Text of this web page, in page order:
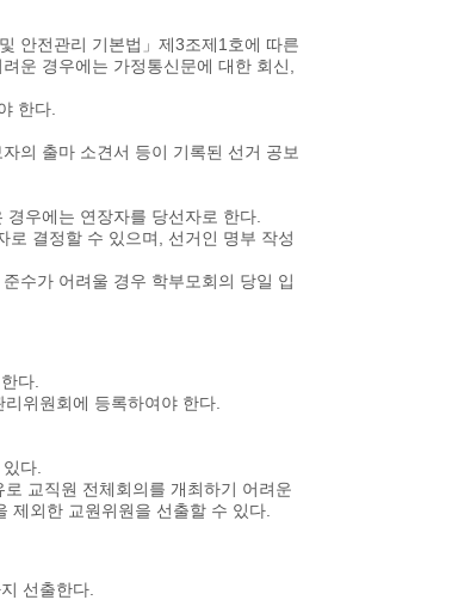
안전관리 기본법」제3조제1호에 따른
운 경우에는 가정통신문에 대한 회신,
한다.
의 출마 소견서 등이 기록된 선거 공보
우에는 연장자를 당선자로 한다.
결정할 수 있으며, 선거인 명부 작성
수가 어려울 경우 학부모회의 당일 입
다.
위원회에 등록하여야 한다.
다.
교직원 전체회의를 개최하기 어려운
제외한 교원위원을 선출할 수 있다.
선출한다.